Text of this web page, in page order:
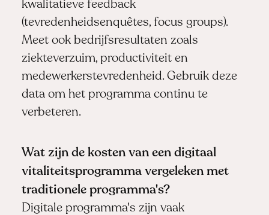
kwalitatieve feedback
(tevredenheidsenquêtes, focus groups).
Meet ook bedrijfsresultaten zoals
ziekteverzuim, productiviteit en
medewerkerstevredenheid. Gebruik deze
data om het programma continu te
verbeteren.
Wat zijn de kosten van een digitaal
vitaliteitsprogramma vergeleken met
traditionele programma's?
Digitale programma's zijn vaak